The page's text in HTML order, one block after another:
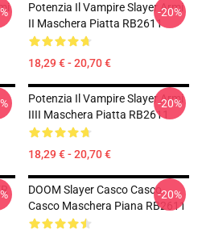
Potenzia Il Vampire Slayer Armi
II Maschera Piatta RB2611
18,29 € - 20,70 €
-20%
Potenzia Il Vampire Slayer Armi
IIII Maschera Piatta RB2611
18,29 € - 20,70 €
-20%
DOOM Slayer Casco Casco
Casco Maschera Piana RB2611
-20%